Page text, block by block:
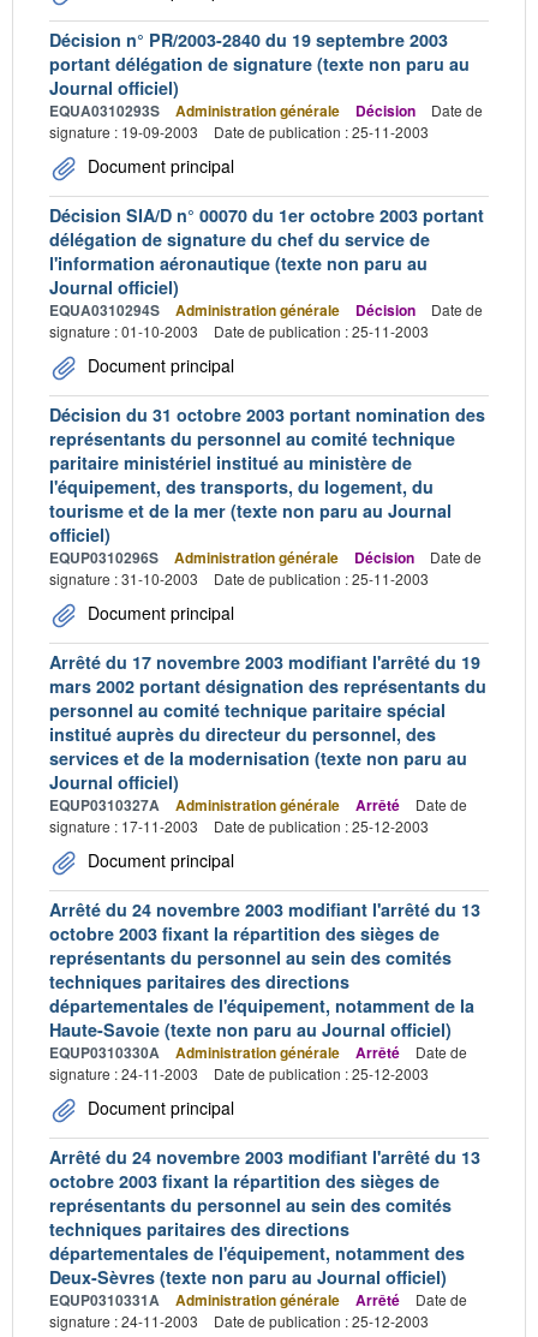
Décision n° PR/2003-2840 du 19 septembre 2003
portant délégation de signature (texte non paru au
Journal officiel)
EQUA0310293S Administration générale Décision
Date de
signature : 19-09-2003
Date de publication : 25-11-2003
Document principal
Décision SIA/D n° 00070 du 1er octobre 2003 portant
délégation de signature du chef du service de
l'information aéronautique (texte non paru au
Journal officiel)
EQUA0310294S Administration générale Décision
Date de
signature : 01-10-2003
Date de publication : 25-11-2003
Document principal
Décision du 31 octobre 2003 portant nomination des
représentants du personnel au comité technique
paritaire ministériel institué au ministère de
l'équipement, des transports, du logement, du
tourisme et de la mer (texte non paru au Journal
officiel)
EQUP0310296S Administration générale Décision
Date de
signature : 31-10-2003
Date de publication : 25-11-2003
Document principal
Arrêté du 17 novembre 2003 modifiant l'arrêté du 19
mars 2002 portant désignation des représentants du
personnel au comité technique paritaire spécial
institué auprès du directeur du personnel, des
services et de la modernisation (texte non paru au
Journal officiel)
EQUP0310327A Administration générale Arrêté
Date de
signature : 17-11-2003
Date de publication : 25-12-2003
Document principal
Arrêté du 24 novembre 2003 modifiant l'arrêté du 13
octobre 2003 fixant la répartition des sièges de
représentants du personnel au sein des comités
techniques paritaires des directions
départementales de l'équipement, notamment de la
Haute-Savoie (texte non paru au Journal officiel)
EQUP0310330A Administration générale Arrêté
Date de
signature : 24-11-2003
Date de publication : 25-12-2003
Document principal
Arrêté du 24 novembre 2003 modifiant l'arrêté du 13
octobre 2003 fixant la répartition des sièges de
représentants du personnel au sein des comités
techniques paritaires des directions
départementales de l'équipement, notamment des
Deux-Sèvres (texte non paru au Journal officiel)
EQUP0310331A Administration générale Arrêté
Date de
signature : 24-11-2003
Date de publication : 25-12-2003